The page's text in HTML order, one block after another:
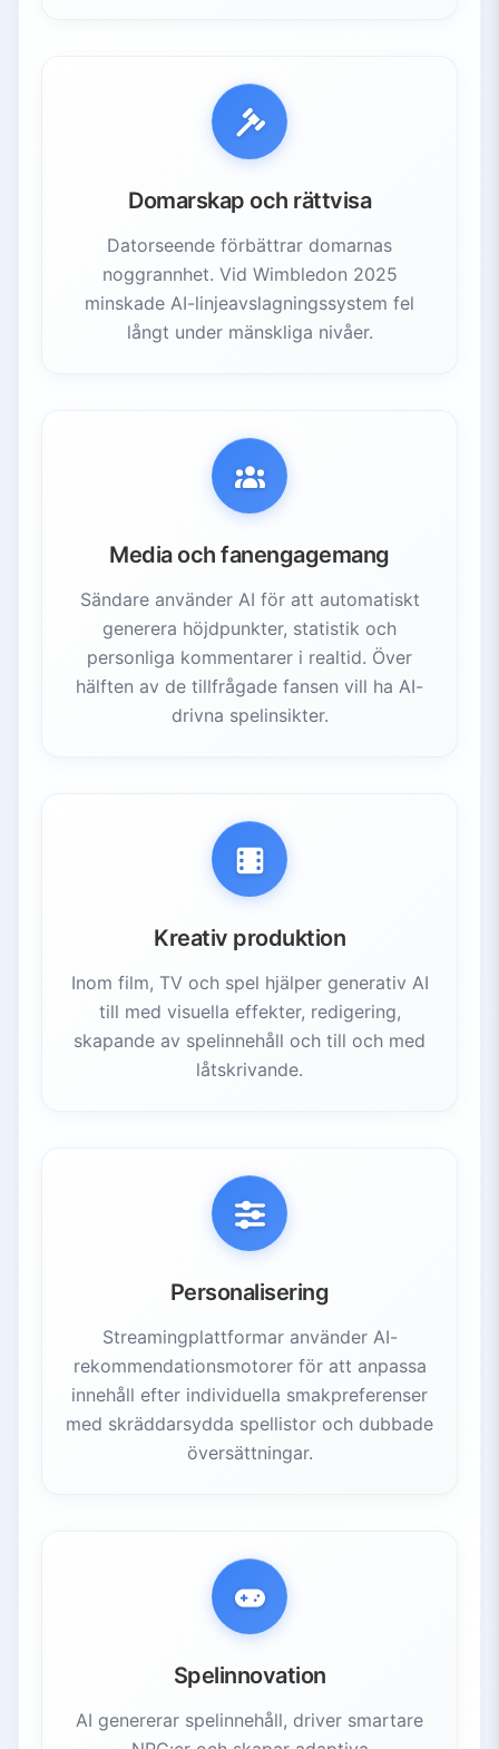
Domarskap och rättvisa
Datorseende förbättrar domarnas
noggrannhet. Vid Wimbledon 2025
minskade AI-linjeavslagningssystem fel
långt under mänskliga nivåer.
Media och fanengagemang
Sändare använder AI för att automatiskt
generera höjdpunkter, statistik och
personliga kommentarer i realtid. Över
hälften av de tillfrågade fansen vill ha AI-
drivna spelinsikter.
Kreativ produktion
Inom film, TV och spel hjälper generativ AI
till med visuella effekter, redigering,
skapande av spelinnehåll och till och med
låtskrivande.
Personalisering
Streamingplattformar använder AI-
rekommendationsmotorer för att anpassa
innehåll efter individuella smakpreferenser
med skräddarsydda spellistor och dubbade
översättningar.
Spelinnovation
AI genererar spelinnehåll, driver smartare